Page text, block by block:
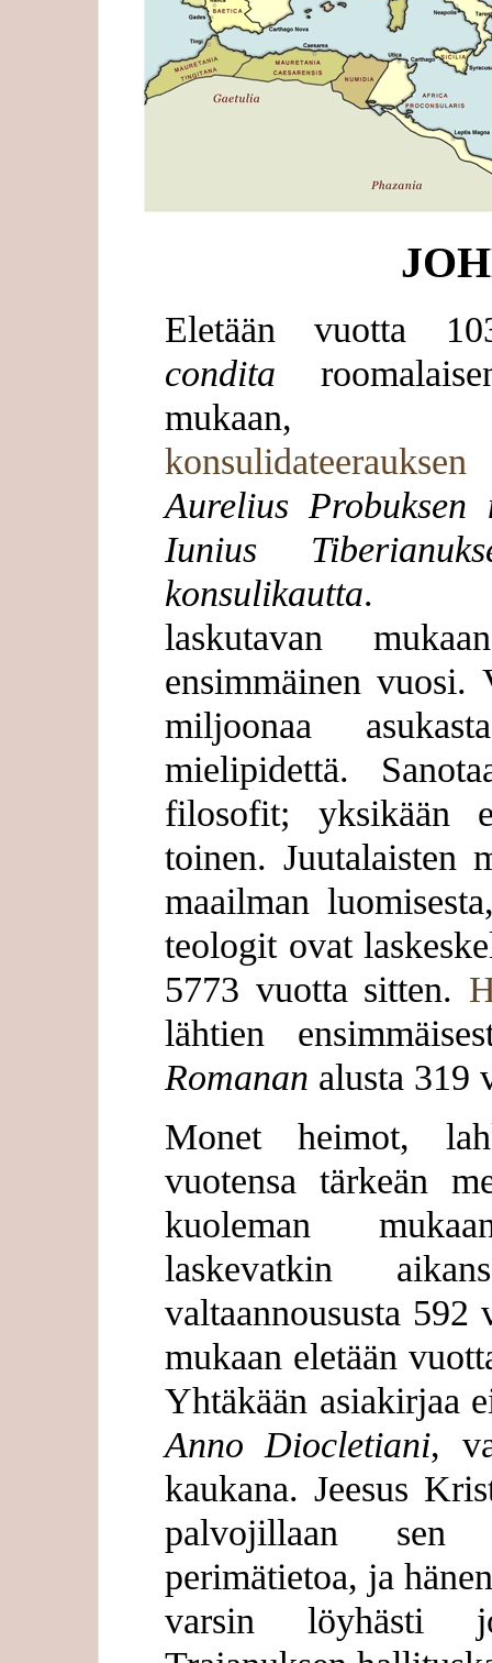
Eletään vuotta
condita
mukaan,
konsulidateerauksen
Aurelius
Iunius
konsulikautta.
laskutavan
ensimmäinen vuosi.
miljoonaa
mielipidettä.
filosofit; yksikään
toinen. Juutalaisten
maailman
teologit ovat
5773 vuotta sitten.
lähtien
Romanan alusta 319
Monet heimot,
vuotensa tärkeän
kuoleman
laskevatkin
valtaannoususta
mukaan eletään
Yhtäkään asiakirjaa
Anno Diocletiani,
kaukana. Jeesus
palvojillaan sen
perimätietoa, ja
varsin löyhästi